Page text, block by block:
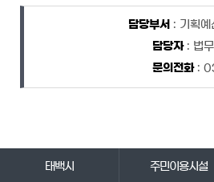
담당자 정보
담당부서 : 기획예
담당자: 법무
문의전화:
태백시 주민이용시설